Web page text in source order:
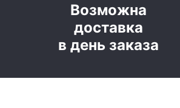
Возможна
доставка
в день заказа